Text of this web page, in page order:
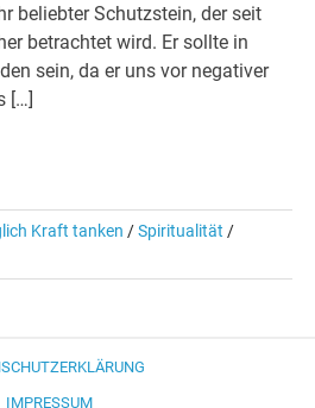
beliebter Schutzstein, der seit
betrachtet wird. Er sollte in
sein, da er uns vor negativer
[…]
Kraft tanken /Spiritualität /
IMPRESSUM